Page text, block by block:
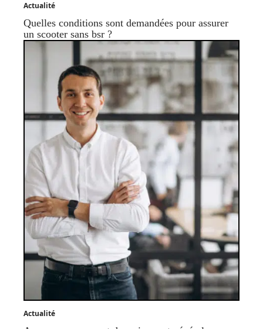
Actualité
Quelles conditions sont demandées pour assurer
un scooter sans bsr ?
Actualité